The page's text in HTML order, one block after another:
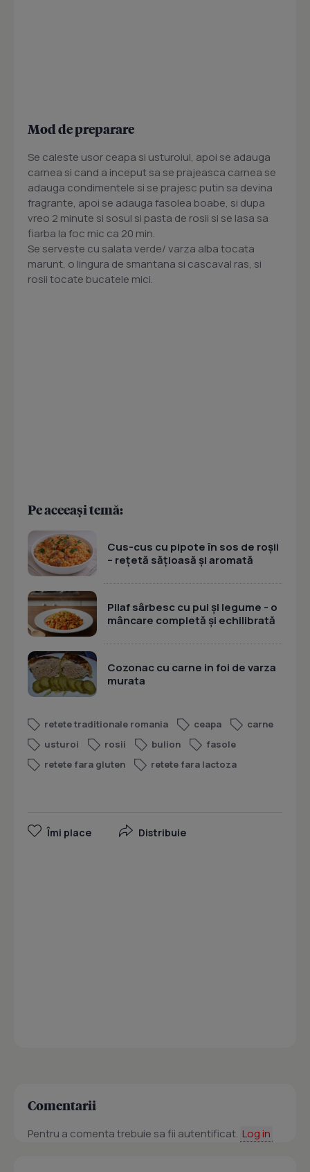
Mod de preparare
Se caleste usor ceapa si usturoiul, apoi se adauga
carnea si cand a inceput sa se prajeasca carnea se
adauga condimentele si se prajesc putin sa devina
fragrante, apoi se adauga fasolea boabe, si dupa
vreo 2 minute si sosul si pasta de rosii si se lasa sa
fiarba la foc mic ca 20 min.
Se serveste cu salata verde/ varza alba tocata
marunt, o lingura de smantana si cascaval ras, si
rosii tocate bucatele mici.
Pe aceeași temă:
Cus-cus cu pipote în sos de roșii
– rețetă sățioasă și aromată
Pilaf sârbesc cu pui și legume - o
mâncare completă și echilibrată
Cozonac cu carne in foi de varza
murata
retete traditionale romania ceapa
carne
usturoi
rosii bulion
fasole
retete fara gluten
retete fara lactoza
Îmi place Distribuie
Comentarii
Pentru a comenta trebuie sa fii autentificat. Log in